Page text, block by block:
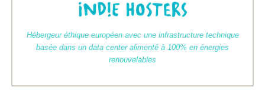
Hébergeur éthique européen avec une infrastructure technique
basée dans un data center alimenté à 100% en énergies
renouvelables